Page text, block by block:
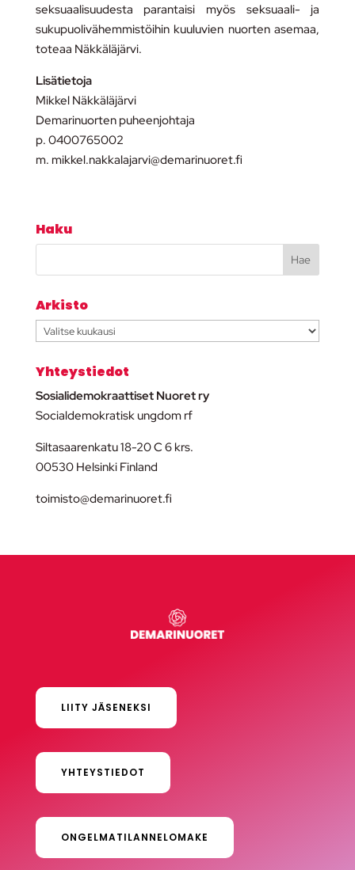
seksuaalisuudesta parantaisi myös seksuaali- ja
sukupuolivähemmistöihin kuuluvien nuorten asemaa,
toteaa Näkkäläjärvi.
Lisätietoja
Mikkel Näkkäläjärvi
Demarinuorten puheenjohtaja
p. 0400765002
m. mikkel.nakkalajarvi@demarinuoret.fi
Haku
Arkisto
Arkisto
Yhteystiedot
Sosialidemokraattiset Nuoret ry
Socialdemokratisk ungdom rf
Siltasaarenkatu 18-20 C 6 krs.
00530 Helsinki Finland
toimisto@demarinuoret.fi
LIITY JÄSENEKSI
YHTEYSTIEDOT
ONGELMATILANNELOMAKE